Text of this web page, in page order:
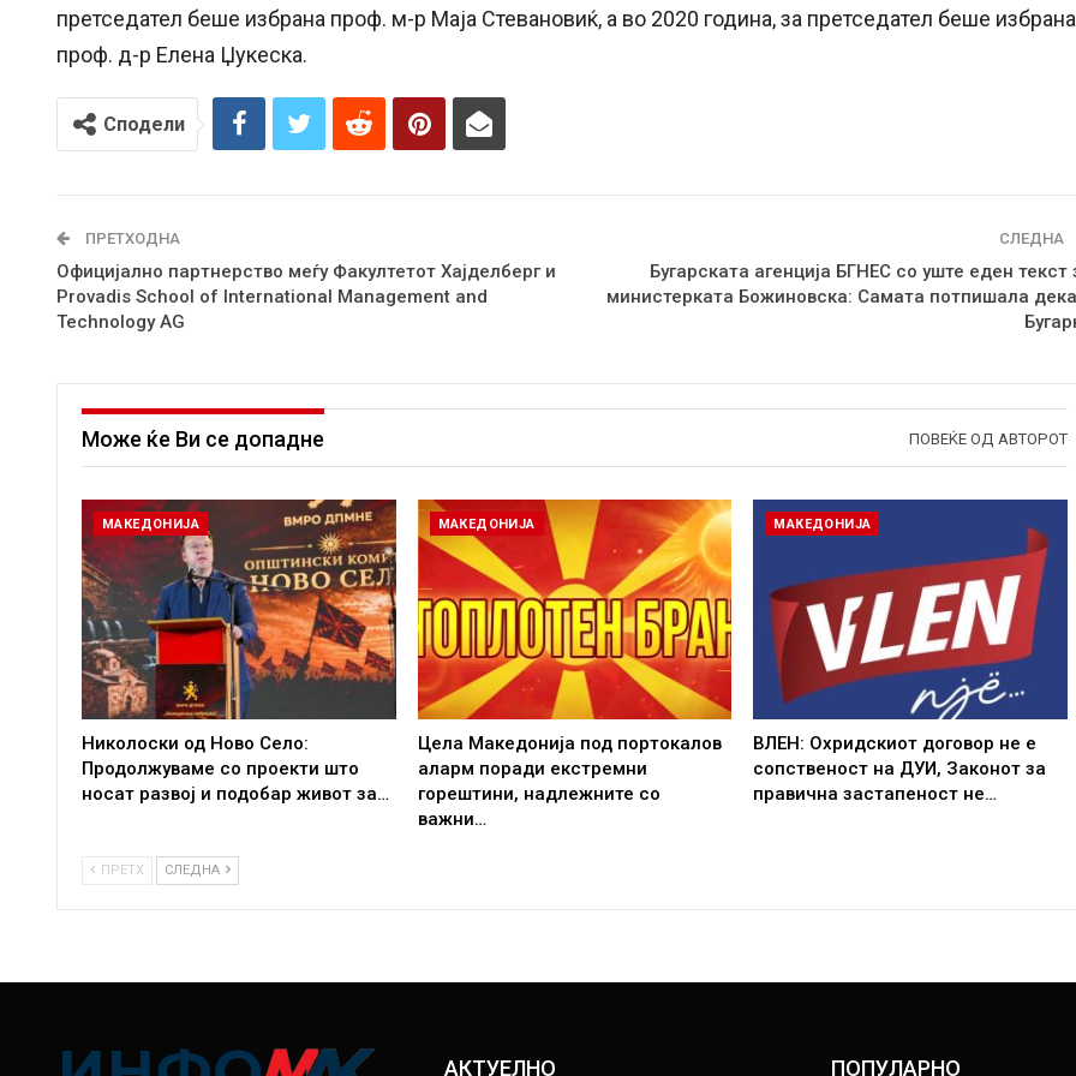
претседател беше избрана проф. м-р Маја Стевановиќ, а во 2020 година, за претседател беше избрана
проф. д-р Елена Џукеска.
Сподели
ПРЕТХОДНА
Официјално партнерство меѓу Факултетот Хајделберг и
Provadis School of International Management and
Technology AG
СЛЕДНА
Бугарската агенција БГНЕС со уште еден текст
министерката Божиновска: Самата потпишала
Може ќе Ви се допадне ПОВЕЌЕ ОД АВТОРОТ
МАКЕДОНИЈА
Николоски од Ново Село:
Продолжуваме со проекти што
носат развој и подобар живот за…
МАКЕДОНИЈА
Цела Македонија под портокалов
аларм поради екстремни
горештини, надлежните со
важни…
МАКЕДОНИЈА
ВЛЕН: Охридскиот договор не е
сопственост на ДУИ, Законот за
правична застапеност не…
ПРЕТХ СЛЕДНА
АКТУЕЛНО ПОПУЛАРНО